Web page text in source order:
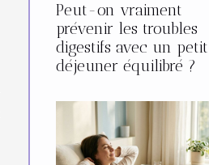
Peut-on vraiment
prévenir les troubles
digestifs avec un petit
déjeuner équilibré ?